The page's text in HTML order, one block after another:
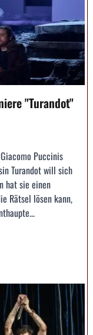
"Turandot"
Puccinis
Turandot will sich
hat sie einen
Rätsel lösen kann,